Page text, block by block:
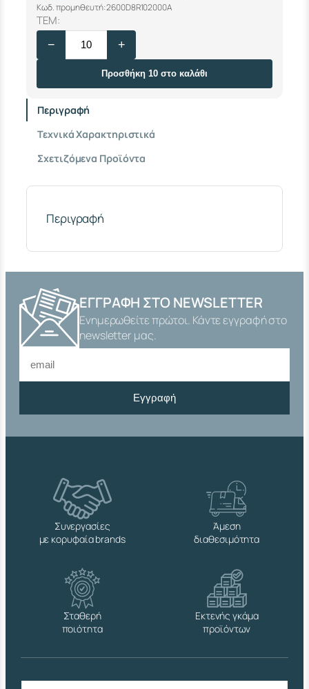
Κωδ. προμηθευτή: 2600D8R102000A
ΤΕΜ:
Π
Ρ
Ε
Τ
Σ
Ο
Ε
Χ
Ν
"
Χ
2
0
m
Α
Ρ
.
Η
Γ
U
− +
Προσθήκη 10 στο καλάθι
Περιγραφή
Τεχνικά Χαρακτηριστικά
Σχετιζόμενα Προϊόντα
Περιγραφή
ΕΓΓΡΑΦΉ ΣΤΟ NEWSLETTER
Ενημερωθείτε πρώτοι. Κάντε εγγραφή στο
newsletter μας.
Εγγραφή
Συνεργασίες
με κορυφαία brands
Άμεση
διαθεσιμότητα
Σταθερή
ποιότητα
Εκτενής γκάμα
προϊόντων